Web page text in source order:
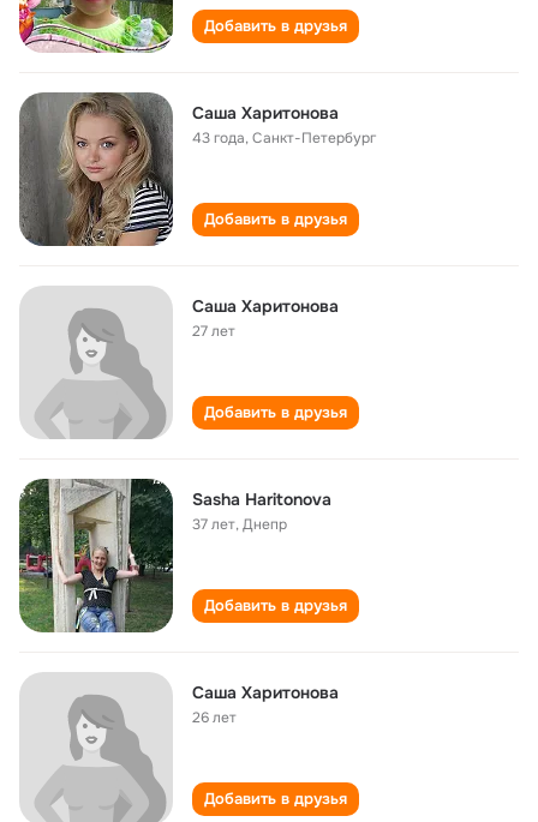
Добавить в друзья
Саша Харитонова
43 года,Санкт-Петербург
Добавить в друзья
Саша Харитонова
27 лет
Добавить в друзья
Sasha Haritonova
37 лет,Днепр
Добавить в друзья
Саша Харитонова
26 лет
Добавить в друзья